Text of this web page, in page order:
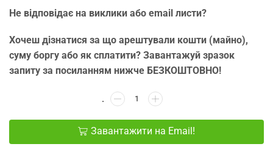
Не відповідає на виклики або email листи?
Хочеш дізнатися за що арештували кошти (майно),
суму боргу або як сплатити? Завантажуй зразок
запиту за посиланням нижче БЕЗКОШТОВНО!
Завантажити на Email!